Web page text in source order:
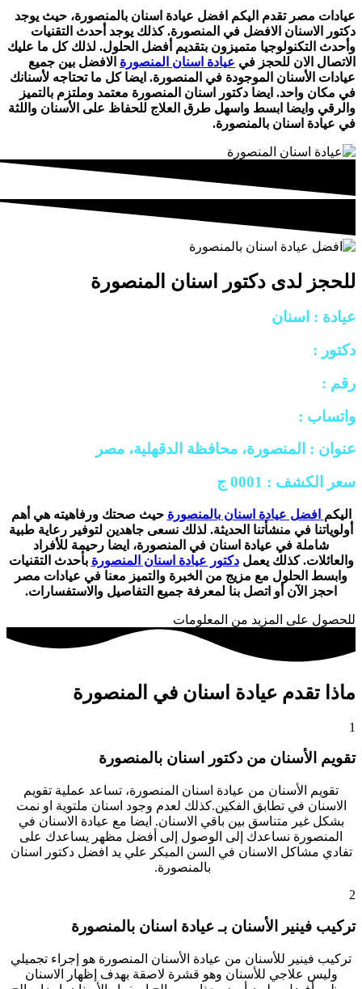
عيادات مصر تقدم اليكم افضل عيادة اسنان بالمنصورة، حيث يوجد
دكتور الاسنان الافضل في المنصورة. كذلك يوجد أحدث التقنيات
وأحدث التكنولوجيا متميزون بتقديم أفضل الحلول. لذلك كل ما عليك
الاتصال الان للحجز في عيادة اسنان المنصورة الافضل بين جميع
عيادات الأسنان الموجودة في المنصورة. ايضا كل ما تحتاجه لأسنانك
في مكان واحد. ايضا دكتور اسنان المنصورة معتمد وملتزم بالتميز
والرقي وايضا ابسط واسهل طرق العلاج للحفاظ على الأسنان واللثة
في عيادة اسنان بالمنصورة.
للحجز لدى دكتور اسنان المنصورة
عيادة : اسنان
دكتور :
رقم :
واتساب :
عنوان : المنصورة، محافظة الدقهلية، مصر
سعر الكشف : 0001 ج
اليكم افضل عيادة اسنان بالمنصورةحيث صحتك ورفاهيته هي أهم
أولوياتنا في منشأتنا الحديثة. لذلك نسعى جاهدين لتوفير رعاية طبية
شاملة في عيادة اسنان في المنصورة، ايضا رحيمة للأفراد
والعائلات. كذلك يعملدكتور عيادة اسنان المنصورة بأحدث التقنيات
وابسط الحلول مع مزيج من الخبرة والتميز معنا في عيادات مصر
احجز الآن أو اتصل بنا لمعرفة جميع التفاصيل والاستفسارات.
للحصول على المزيد من المعلومات
ماذا تقدم عيادة اسنان في المنصورة
تقويم الأسنان من دكتور اسنان بالمنصورة
تقويم الأسنان من عيادة اسنان المنصورة ، تساعد عملية تقويم
الاسنان في تطابق الفكين.كذلك لعدم وجود اسنان ملتوية او نمت
بشكل غير متناسق بين باقي الاسنان. ايضا مع عيادة الاسنان في
المنصورة نساعدك إلى الوصول إلى أفضل مظهر يساعدك على
تفادي مشاكل الاسنان في السن المبكر علي يد افضل دكتور اسنان
بالمنصورة.
تركيب فينير الأسنان بـ عيادة اسنان بالمنصورة
تركيب فينير للأسنان من عيادة الأسنان المنصورة هو إجراء تجميلي
وليس علاجي للأسنان وهو قشرة لاصقة بهدف إظهار الاسنان